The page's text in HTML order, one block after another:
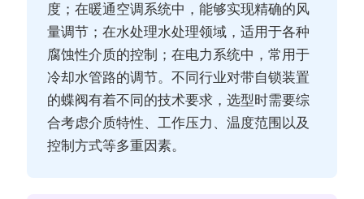
度；在暖通空调系统中，能够实现精确的风
量调节；在水处理水处理领域，适用于各种
腐蚀性介质的控制；在电力系统中，常用于
冷却水管路的调节。不同行业对带自锁装置
的蝶阀有着不同的技术要求，选型时需要综
合考虑介质特性、工作压力、温度范围以及
控制方式等多重因素。